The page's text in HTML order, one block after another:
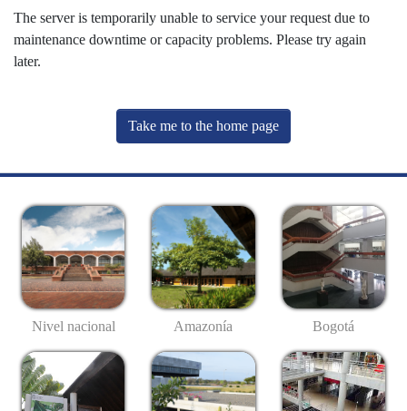
The server is temporarily unable to service your request due to
maintenance downtime or capacity problems. Please try again
later.
Take me to the home page
Nivel nacional Amazonía Bogotá